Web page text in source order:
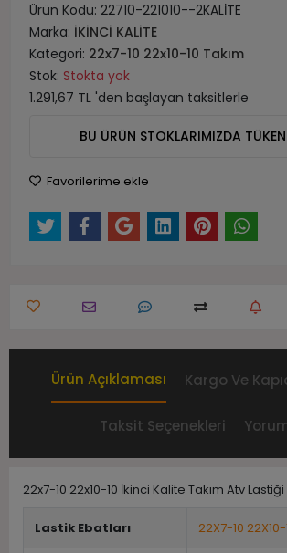
Ürün Kodu: 22710-221010--2KALİTE
Marka: İKİNCİ KALİTE
Kategori: 22x7-10 22x10-10 Takım
Stok: Stokta yok
1.291,67 TL 'den başlayan taksitlerle
BU ÜRÜN STOKLARIMIZDA
Favorilerime ekle
Ürün Açıklaması Kargo Ve
Taksit Seçenekleri
22x7-10 22x10-10 İkinci Kalite Takım Atv Lastiği
Lastik Ebatları 22X7-10